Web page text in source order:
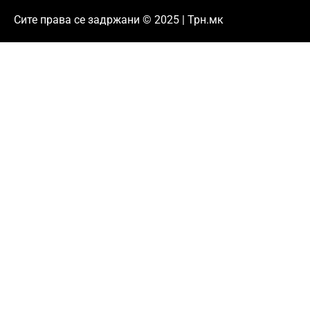
Сите права се задржани © 2025 | Трн.мк